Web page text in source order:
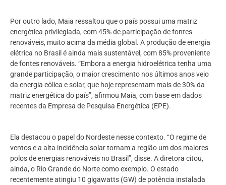
Por outro lado, Maia ressaltou que o país possui uma matriz
energética privilegiada, com 45% de participação de fontes
renováveis, muito acima da média global. A produção de energia
elétrica no Brasil é ainda mais sustentável, com 85% proveniente
de fontes renováveis. “Embora a energia hidroelétrica tenha uma
grande participação, o maior crescimento nos últimos anos veio
da energia eólica e solar, que hoje representam mais de 30% da
matriz energética do país”, afirmou Maia, com base em dados
recentes da Empresa de Pesquisa Energética (EPE).
Ela destacou o papel do Nordeste nesse contexto. “O regime de
ventos e a alta incidência solar tornam a região um dos maiores
polos de energias renováveis no Brasil”, disse. A diretora citou,
ainda, o Rio Grande do Norte como exemplo. O estado
recentemente atingiu 10 gigawatts (GW) de potência instalada